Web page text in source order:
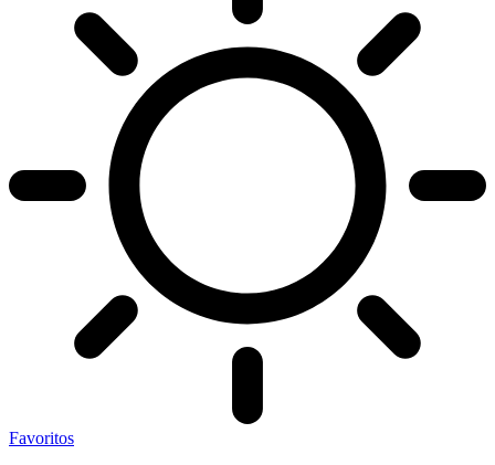
Favoritos